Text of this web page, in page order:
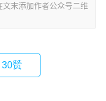
末添加作者公众号二维
30赞